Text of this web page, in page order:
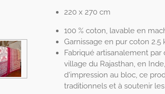
220 x 270 cm
100 % coton, lavable en
Garnissage en pur coton 2.5
Fabriqué artisanalement
village du Rajasthan, en
d'impression au bloc, ce
traditionnels et à soutenir